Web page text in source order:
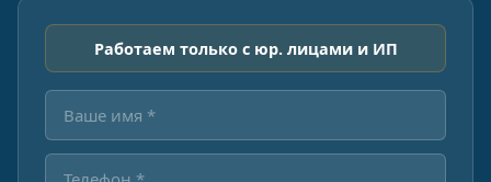
Работаем только с юр. лицами и ИП